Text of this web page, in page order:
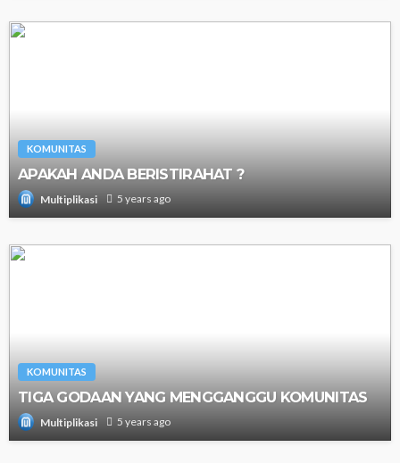
KOMUNITAS
APAKAH ANDA BERISTIRAHAT ?
Multiplikasi 5 years ago
KOMUNITAS
TIGA GODAAN YANG MENGGANGGU KOMUNITAS
Multiplikasi 5 years ago